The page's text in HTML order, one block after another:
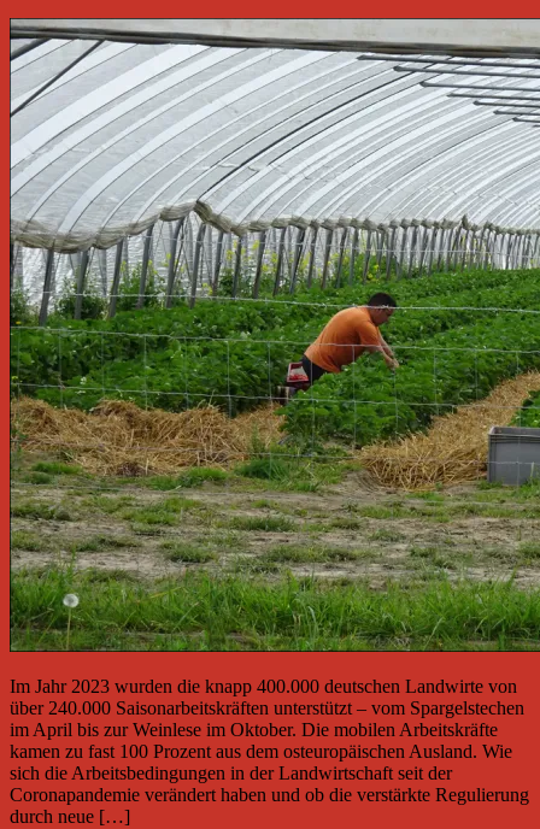
Im Jahr 2023 wurden die knapp 400.000 deutschen Landwirte von
über 240.000 Saisonarbeitskräften unterstützt – vom Spargelstechen
im April bis zur Weinlese im Oktober. Die mobilen Arbeitskräfte
kamen zu fast 100 Prozent aus dem osteuropäischen Ausland. Wie
sich die Arbeitsbedingungen in der Landwirtschaft seit der
Coronapandemie verändert haben und ob die verstärkte Regulierung
durch neue […]